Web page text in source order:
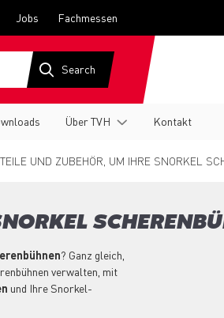
Jobs Fachmessen
Über TVH Kontakt
TEILE UND ZUBEHÖR, UM IHRE SNORKEL
? Ganz gleich,
verwalten, mit
und Ihre Snorkel-